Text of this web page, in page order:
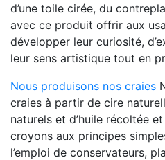
d’une toile cirée, du
avec ce produit offrir aux
développer leur curiosité,
leur sens artistique tout en
Nous produisons nos craies
craies à partir de cire
naturels et d’huile récoltée
croyons aux principes
l’emploi de conservateurs,